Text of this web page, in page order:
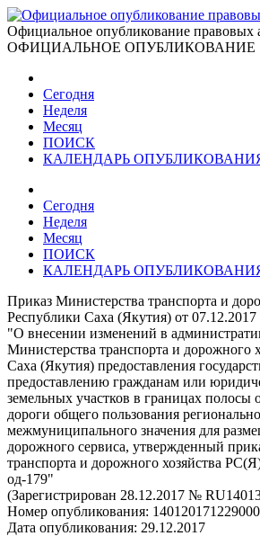
Официальное опубликование правовых
ОФИЦИАЛЬНОЕ ОПУБЛИКОВАНИЕ
Сегодня
Неделя
Месяц
ПОИСК
КАЛЕНДАРЬ
Сегодня
Неделя
Месяц
ПОИСК
КАЛЕНДАРЬ
Приказ Министерства транспорта и
Республики Саха (Якутия) от
"О внесении изменений в
Министерства транспорта и дорожного
Саха (Якутия) предоставления
предоставлению гражданам или
земельных участков в границах полосы
дороги общего пользования
межмуниципального значения для
дорожного сервиса, утвержденный
транспорта и дорожного хозяйства
од-179"
(Зарегистрирован 28.12.2017 №
Номер опубликования:
Дата опубликования: 29.12.2017